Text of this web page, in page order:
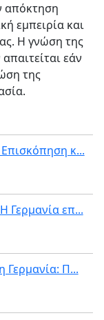
απόκτηση
εμπειρία και
Η γνώση της
εάν
της
κ...
Γερμανία επ...
Γερμανία: Π...